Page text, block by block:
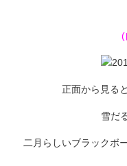
(
正面から見る
雪だ
二月らしいブラックボ